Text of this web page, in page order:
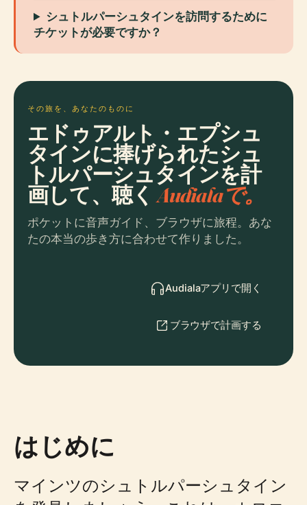
シュトルパーシュタインを訪問するために
チケットが必要ですか？
その旅を、あなたのものに
エドゥアルト・エプシュ
タインに捧げられたシュ
トルパーシュタインを計
画して、聴くAudialaで。
ポケットに音声ガイド、ブラウザに旅程。あな
たの本当の歩き方に合わせて作りました。
Audialaアプリで開く
ブラウザで計画する
はじめに
マインツのシュトルパーシュタイン